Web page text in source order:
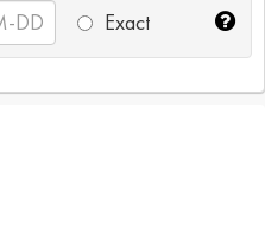
Exact